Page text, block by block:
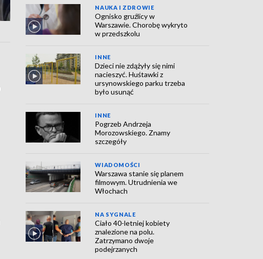
NAUKA I ZDROWIE
Ognisko gruźlicy w
Warszawie. Chorobę wykryto
w przedszkolu
INNE
Dzieci nie zdążyły się nimi
nacieszyć. Huśtawki z
ursynowskiego parku trzeba
było usunąć
INNE
Pogrzeb Andrzeja
Morozowskiego. Znamy
szczegóły
WIADOMOŚCI
Warszawa stanie się planem
filmowym. Utrudnienia we
Włochach
NA SYGNALE
Ciało 40-letniej kobiety
znalezione na polu.
Zatrzymano dwoje
podejrzanych